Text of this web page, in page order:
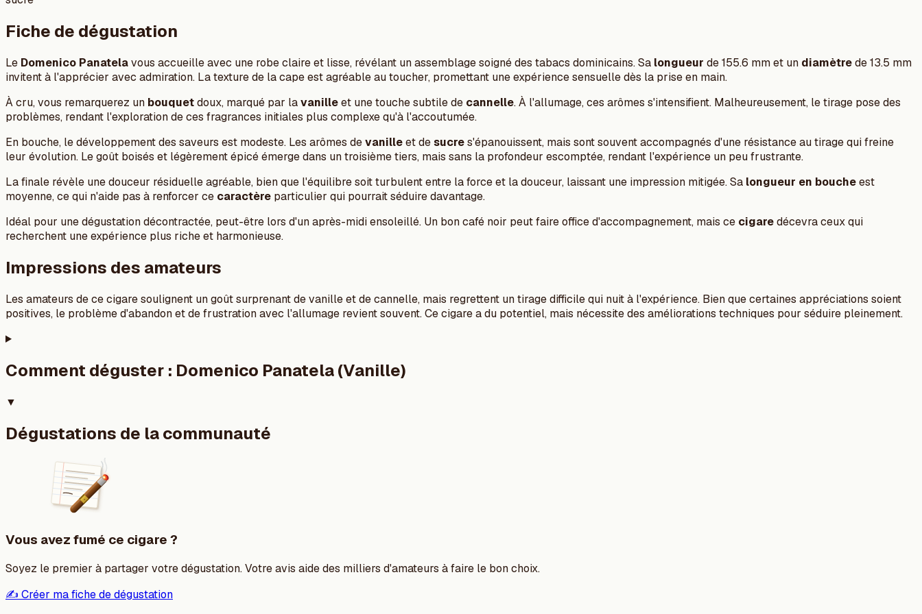
Fiche de dégustation
Le Domenico Panatelavous accueille avec une robe claire et lisse, révélant un assemblage soigné des tabacs dominicains. Sa longueur de 155.6 mm et un diamètrede 13.5 mm
invitent à l'apprécier avec admiration. La texture de la cape est agréable au toucher, promettant une expérience sensuelle dès la prise en main.
À cru, vous remarquerez un bouquetdoux, marqué par lavanilleet une touche subtile de cannelle. À l'allumage, ces arômes s'intensifient. Malheureusement, le tirage pose des
problèmes, rendant l'exploration de ces fragrances initiales plus complexe qu'à l'accoutumée.
En bouche, le développement des saveurs est modeste. Les arômes devanilleet desucres'épanouissent, mais sont souvent accompagnés d'une résistance au tirage qui freine
leur évolution. Le goût boisés et légèrement épicé émerge dans un troisième tiers, mais sans la profondeur escomptée, rendant l'expérience un peu frustrante.
La finale révèle une douceur résiduelle agréable, bien que l'équilibre soit turbulent entre la force et la douceur, laissant une impression mitigée. Sa longueur en boucheest
moyenne, ce qui n'aide pas à renforcer ce caractère particulier qui pourrait séduire davantage.
Idéal pour une dégustation décontractée, peut-être lors d'un après-midi ensoleillé. Un bon café noir peut faire office d'accompagnement, mais ce cigaredécevra ceux qui
recherchent une expérience plus riche et harmonieuse.
Impressions des amateurs
Les amateurs de ce cigare soulignent un goût surprenant de vanille et de cannelle, mais regrettent un tirage difficile qui nuit à l'expérience. Bien que certaines appréciations soient
positives, le problème d'abandon et de frustration avec l'allumage revient souvent. Ce cigare a du potentiel, mais nécessite des améliorations techniques pour séduire pleinement.
Comment déguster : Domenico Panatela (Vanille)
▼
Dégustations de la communauté
Vous avez fumé ce cigare ?
Soyez le premier à partager votre dégustation. Votre avis aide des milliers d'amateurs à faire le bon choix.
✍️ Créer ma fiche de dégustation